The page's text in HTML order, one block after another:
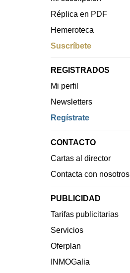
Réplica en PDF
Hemeroteca
Suscríbete
REGISTRADOS
Mi perfil
Newsletters
Regístrate
CONTACTO
Cartas al director
Contacta con nosotros
PUBLICIDAD
Tarifas publicitarias
Servicios
Oferplan
INMOGalia